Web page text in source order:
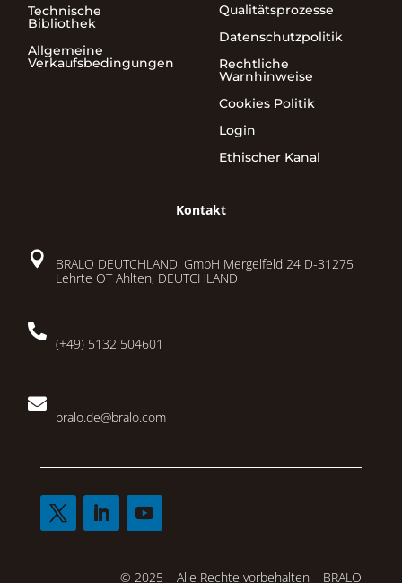
Technische
Bibliothek
Allgemeine
Verkaufsbedingungen
Qualitätsprozesse
Datenschutzpolitik
Rechtliche
Warnhinweise
Cookies Politik
Login
Ethischer Kanal
Kontakt

BRALO DEUTCHLAND, GmbH Mergelfeld 24 D-31275
Lehrte OT Ahlten, DEUTCHLAND

(+49) 5132 504601

bralo.de@bralo.com
© 2025 – Alle Rechte vorbehalten – BRALO